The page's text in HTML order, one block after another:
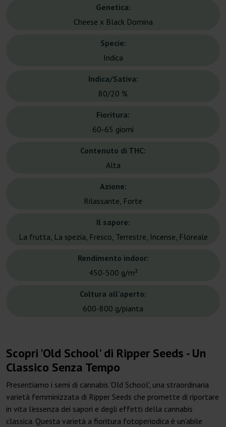
Genetica:
Cheese x Black Domina
Specie:
Indica
Indica/Sativa:
80/20 %
Fioritura:
60-65 giorni
Contenuto di THC:
Alta
Azione:
Rilassante, Forte
Il sapore:
La frutta, La spezia, Fresco, Terrestre, Incense, Floreale
Rendimento indoor:
450-500 g/m²
Coltura all'aperto:
600-800 g/pianta
Scopri 'Old School' di Ripper Seeds - Un
Classico Senza Tempo
Presentiamo i semi di cannabis 'Old School', una straordinaria
varietà femminizzata di Ripper Seeds che promette di riportare
in vita l'essenza dei sapori e degli effetti della cannabis
classica. Questa varietà a fioritura fotoperiodica è un'abile